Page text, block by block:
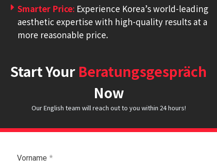
Smarter Price: Experience Korea’s world-leading
aesthetic expertise with high-quality results at a
more reasonable price.
Start Your Beratungsgespräch
Now
Our English team will reach out to you within 24 hours!
Vorname *